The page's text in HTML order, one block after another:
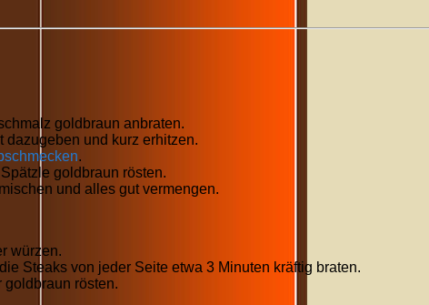
goldbraun anbraten.
dazugeben und kurz erhitzen.
.
goldbraun rösten.
und alles gut vermengen.
würzen.
Steaks von jeder Seite etwa 3 Minuten kräftig braten.
rösten.